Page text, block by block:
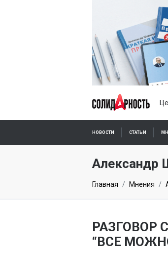
НОВОСТИ СТАТЬИ
ПОДПИСКА ОНЛАЙН
Александр
Главная Мнения
РАЗГОВОР
“ВСЕ